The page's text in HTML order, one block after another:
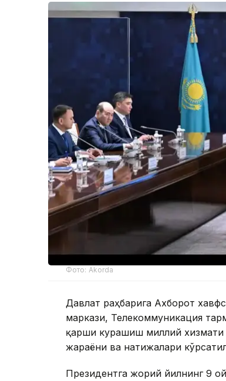
Фото: Akorda
Давлат раҳбарига Ахборот
маркази, Телекоммуникация
қарши курашиш миллий хизмати
жараёни ва натижалари
Президентга жорий йилнинг 9